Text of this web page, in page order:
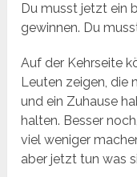
Du musst jetzt ein
gewinnen. Du
Auf der Kehrseite
Leuten zeigen, die
und ein Zuhause
halten. Besser
viel weniger
aber jetzt tun was